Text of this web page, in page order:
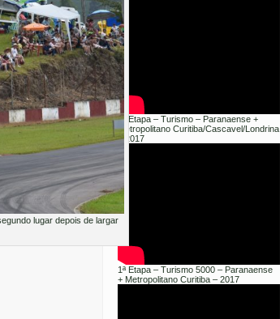
lugar depois de largar
1ª Etapa – Turismo – Paranaense +
Metropolitano Curitiba/Cascavel/Londrina
– 2017
1ª Etapa – Turismo 5000 – Paranaense
+ Metropolitano Curitiba – 2017